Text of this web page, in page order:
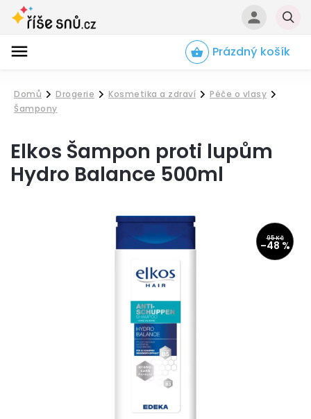
Prázdný košík
Domů
/
Drogerie
/
Kosmetika a zdraví
/
Péče o vlasy
/
Šampony
Elkos Šampon proti lupům
Hydro Balance 500ml
95 Kč
–48 %